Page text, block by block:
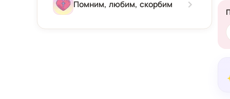
Помним, любим, скорбим